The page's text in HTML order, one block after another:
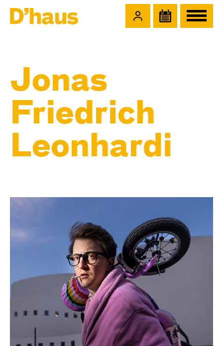
Jonas
Friedrich
Leon­hardi